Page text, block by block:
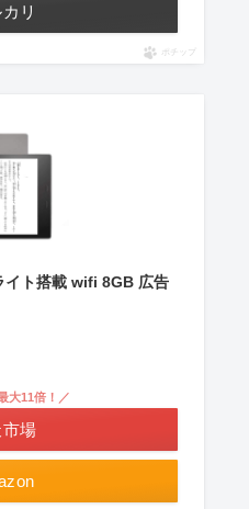
リ
ポチップ
ト搭載 wifi 8GB 広告
大11倍！／
場